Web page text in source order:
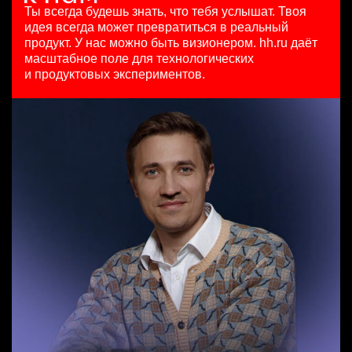
сегодня
з/п не указана
Москва
HeadHunter::Коммерческий департамент
Ярославль
Менеджер по продажам в сегменте среднего и крупного
бизнеса
HeadHunter::Телефонные продажи
29 июл. 2026
з/п не указана
Москва
Бренд-менеджер b2c
HeadHunter::Департамент маркетинга
5 авг. 2026
з/п не указана
Москва
Ты всегда будешь знать, что тебя услышат. Твоя
идея всегда может превратиться в реальный
продукт. У нас можно быть визионером. hh.ru даёт
масштабное поле для технологических
и продуктовых экспериментов.